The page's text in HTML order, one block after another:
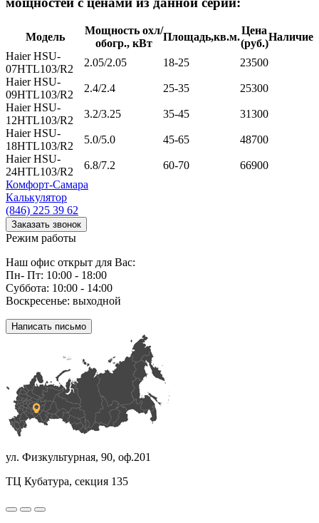
Модель
Мощность охл/
обогр., кВт
Площадь,кв.м.
Цена
(руб.)
Наличие
Haier HSU-
07HTL103/R2
2.05/2.05 18-25
23500
Haier HSU-
09HTL103/R2
2.4/2.4 25-35
25300
Haier HSU-
12HTL103/R2
3.2/3.25 35-45
31300
Haier HSU-
18HTL103/R2
5.0/5.0 45-65
48700
Haier HSU-
24HTL103/R2
6.8/7.2 60-70
66900
Комфорт-Самара
Калькулятор
(846) 225 39 62
Заказать звонок
Режим работы
Наш офис открыт для Вас:
Пн- Пт: 10:00 - 18:00
Суббота: 10:00 - 14:00
Воскресенье: выходной
Написать письмо
ул. Физкультурная, 90, оф.201
ТЦ Кубатура, секция 135